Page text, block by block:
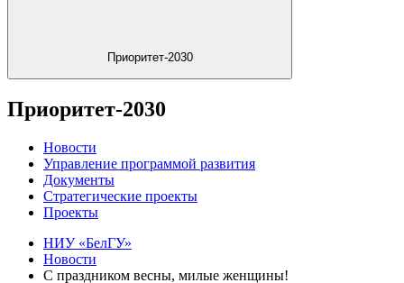
Приоритет-2030
Приоритет-2030
Новости
Управление программой развития
Документы
Стратегические проекты
Проекты
НИУ «БелГУ»
Новости
С праздником весны, милые женщины!